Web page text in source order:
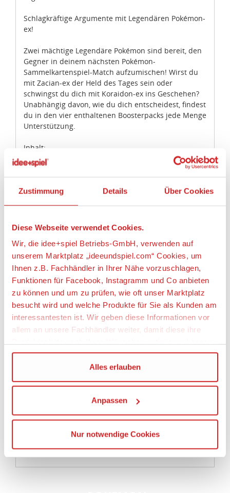
Zustimmung Details Über Cookies
Diese Webseite verwendet Cookies.
Wir, die idee+spiel Betriebs-GmbH, verwenden auf
unserem Marktplatz „ideeundspiel.com“ Cookies, um
Ihnen z.B. Fachhändler in Ihrer Nähe vorzuschlagen,
Funktionen für Facebook, Instagramm und Co anbieten
zu können und um zu prüfen, wie oft unser Marktplatz
besucht wird und welche Produkte für Sie als Kunden am
interessantesten ist. Wir geben diese Informationen vor
allem an unsere Fachhändler weiter, damit diese ihre
Wir verwenden den Google Tag Manager um weitere
Dienste einzubinden.
Wenn Sie auf „Alles erlauben“, klicken, werden ein Teil
Ihrer personenbezogener Daten in die USA übertragen.
Die USA ist ein Drittland, dass nicht von einem
Kommission erfasst wird, und daher kein angemessenes
Alles erlauben
Anpassen
Nur notwendige Cookies
Schlagkräftige Argumente mit Legendären Pokémon-
ex!
Zwei mächtige Legendäre Pokémon sind bereit, den
Gegner in deinem nächsten Pokémon-
Sammelkartenspiel-Match aufzumischen! Wirst du
mit Zacian-ex der Held des Tages sein oder
schwingst du dich mit Koraidon-ex ins Geschehen?
Unabhängig davon, wie du dich entscheidest, findest
du in den vier enthaltenen Boosterpacks jede Menge
Unterstützung.
Inhalt:
Die Tin-Box Schlagkräftige Legenden: Zacian-ex des
Pokémon-Sammelkartenspiels enthält:
* 1 holografische Promokarte mit Zacian-ex
* 4 Boosterpacks des Pokémon-Sammelkartenspiels
Einstufung:
Spieler: 2
Dauer: 30 Minuten
Alter: 6+ Jahre
Artikeleigenschaften:
Geeignetes Alter
Ab 6 Jahre
Spieleranzahl
2
Angaben zur Produktsicherheit:
Limited, 3rd Floor, Central Plaza, Dame Street 2,
D02 T0X4 Dublin 2, Irland,
https://support.pokemon.com/hc/de